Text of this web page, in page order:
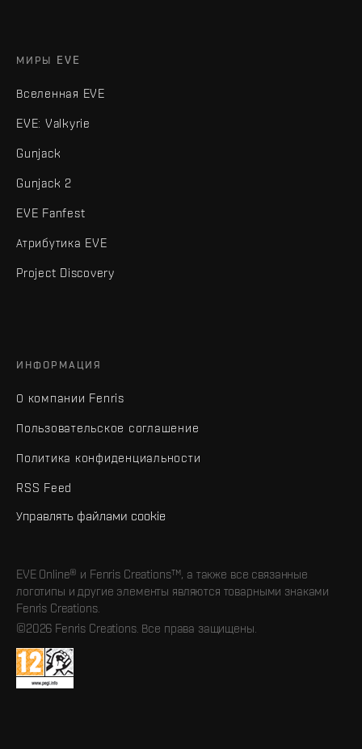
МИРЫ EVE
Вселенная EVE
EVE: Valkyrie
Gunjack
Gunjack 2
EVE Fanfest
Атрибутика EVE
Project Discovery
ИНФОРМАЦИЯ
О компании Fenris
Пользовательское соглашение
Политика конфиденциальности
RSS Feed
Управлять файлами cookie
EVE Online® и Fenris Creations™, а также все связанные
логотипы и другие элементы являются товарными знаками
Fenris Creations.
©2026 Fenris Creations. Все права защищены.